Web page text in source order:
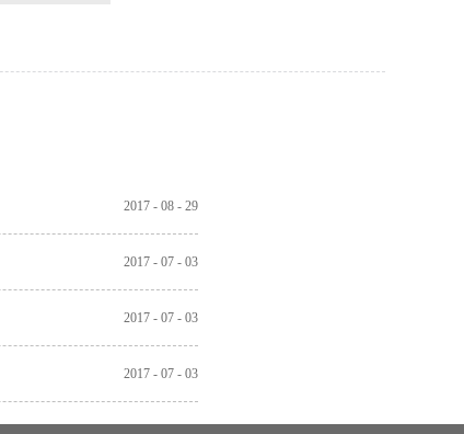
2017 - 08 - 29
2017 - 07 - 03
2017 - 07 - 03
2017 - 07 - 03